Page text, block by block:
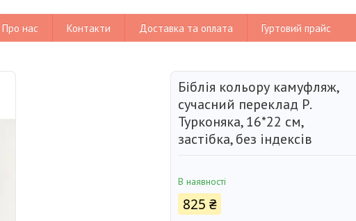
Про нас Контакти Доставка та оплата Гуртовий прайс
Біблія кольору камуфляж,
сучасний переклад Р.
Турконяка, 16*22 см,
застібка, без індексів
В наявності
825 ₴